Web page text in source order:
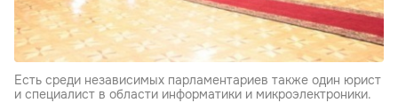
Есть среди независимых парламентариев также один юрист
и специалист в области информатики и микроэлектроники.